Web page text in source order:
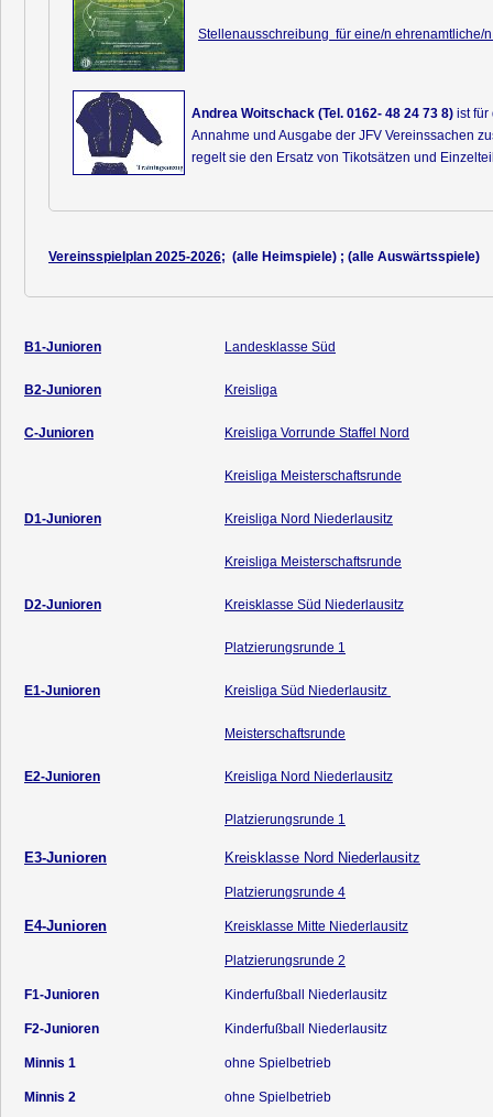
Stellenausschreibung für eine/n ehrenamtliche/
Andrea Woitschack (Tel. 0162- 48 24 73 8) ist für
Annahme und Ausgabe der JFV Vereinssachen
regelt sie den Ersatz von Tikotsätzen und
Vereinsspielplan 2025-2026; (alle Heimspiele) ; (alle Auswärtsspiele)
B1-Junioren Landesklasse Süd
B2-Junioren Kreisliga
C-Junioren Kreisliga Vorrunde Staffel Nord
Kreisliga Meisterschaftsrunde
D1-Junioren Kreisliga Nord Niederlausitz
Kreisliga Meisterschaftsrunde
D2-Junioren Kreisklasse Süd Niederlausitz
Platzierungsrunde 1
E1-Junioren Kreisliga Süd Niederlausitz
Meisterschaftsrunde
E2-Junioren Kreisliga Nord Niederlausitz
Platzierungsrunde 1
E3-Junioren Kreisklasse Nord Niederlausitz
Platzierungsrunde 4
E4-Junioren Kreisklasse Mitte Niederlausitz
Platzierungsrunde 2
F1-Junioren Kinderfußball Niederlausitz
F2-Junioren Kinderfußball Niederlausitz
Minnis 1 ohne Spielbetrieb
Minnis 2 ohne Spielbetrieb